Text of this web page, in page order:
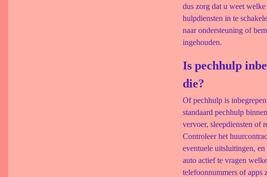
dus zorg dat u weet
hulpdiensten in te
naar ondersteuning of
ingehouden.
Is pechhulp
die?
Of pechhulp is
standaard pechhulp
vervoer, sleepdiensten of
Controleer het
eventuele uitsluitingen,
auto actief te vragen
telefoonnummers of apps